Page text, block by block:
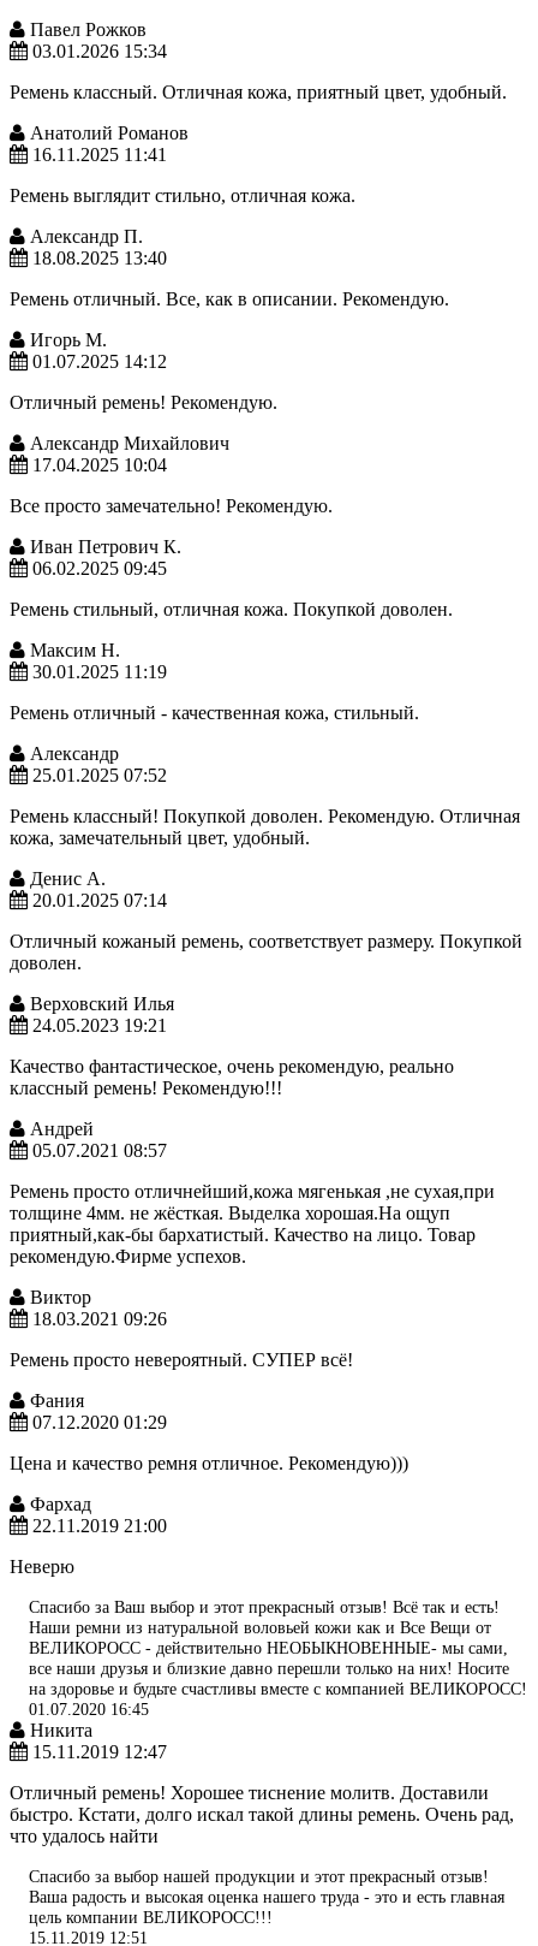
Павел Рожков
03.01.2026 15:34
Ремень классный. Отличная кожа, приятный цвет, удобный.
Анатолий Романов
16.11.2025 11:41
Ремень выглядит стильно, отличная кожа.
Александр П.
18.08.2025 13:40
Ремень отличный. Все, как в описании. Рекомендую.
Игорь М.
01.07.2025 14:12
Отличный ремень! Рекомендую.
Александр Михайлович
17.04.2025 10:04
Все просто замечательно! Рекомендую.
Иван Петрович К.
06.02.2025 09:45
Ремень стильный, отличная кожа. Покупкой доволен.
Максим Н.
30.01.2025 11:19
Ремень отличный - качественная кожа, стильный.
Александр
25.01.2025 07:52
Ремень классный! Покупкой доволен. Рекомендую. Отличная
кожа, замечательный цвет, удобный.
Денис А.
20.01.2025 07:14
Отличный кожаный ремень, соответствует размеру. Покупкой
доволен.
Верховский Илья
24.05.2023 19:21
Качество фантастическое, очень рекомендую, реально
классный ремень! Рекомендую!!!
Андрей
05.07.2021 08:57
Ремень просто отличнейший,кожа мягенькая ,не сухая,при
толщине 4мм. не жёсткая. Выделка хорошая.На ощуп
приятный,как-бы бархатистый. Качество на лицо. Товар
рекомендую.Фирме успехов.
Виктор
18.03.2021 09:26
Ремень просто невероятный. СУПЕР всё!
Фания
07.12.2020 01:29
Цена и качество ремня отличное. Рекомендую)))
Фархад
22.11.2019 21:00
Неверю
Спасибо за Ваш выбор и этот прекрасный отзыв! Всё так и есть!
Наши ремни из натуральной воловьей кожи как и Все Вещи от
ВЕЛИКОРОСС - действительно НЕОБЫКНОВЕННЫЕ- мы сами,
все наши друзья и близкие давно перешли только на них! Носите
на здоровье и будьте счастливы вместе с компанией ВЕЛИКОРОСС!
01.07.2020 16:45
Никита
15.11.2019 12:47
Отличный ремень! Хорошее тиснение молитв. Доставили
быстро. Кстати, долго искал такой длины ремень. Очень рад,
что удалось найти
Спасибо за выбор нашей продукции и этот прекрасный отзыв!
Ваша радость и высокая оценка нашего труда - это и есть главная
цель компании ВЕЛИКОРОСС!!!
15.11.2019 12:51